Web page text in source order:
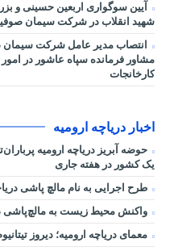
آیین سوگواری اربعین حسینی و
شهید انقلاب در شرکت سیمان
انتصاب مدیر عامل شرکت سیمان
مشاور فرمانده سپاه عاشور در امور
کارخانجات
اخبار دریاچه ارومیه
حوضه آبریز دریاچه ارومیه
یک کشور در هفته جاری
طرح اجرایی به نام مالچ پاشی
واکنش محیط زیست به مالچ‌پاشی
معمای دریاچه ارومیه؛ دیروز